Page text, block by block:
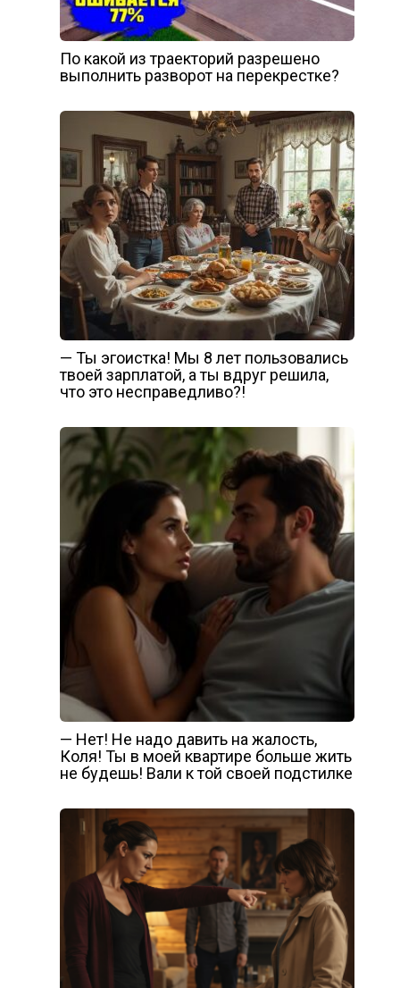
По какой из траекторий разрешено
выполнить разворот на перекрестке?
— Ты эгоистка! Мы 8 лет пользовались
твоей зарплатой, а ты вдруг решила,
что это несправедливо?!
— Нет! Не надо давить на жалость,
Коля! Ты в моей квартире больше жить
не будешь! Вали к той своей подстилке